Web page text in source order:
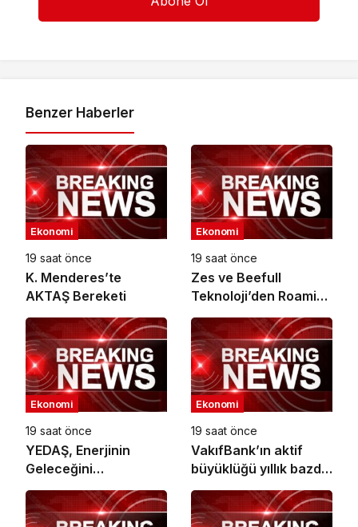
Benzer Haberler
Ekonomi
19 saat önce
K. Menderes’te
AKTAŞ Bereketi
Ekonomi
19 saat önce
Zes ve Beefull
Teknoloji’den Roaming
İş Birliği
Ekonomi
19 saat önce
YEDAŞ, Enerjinin
Geleceğini
Şekillendirecek Genç
Yetenekleri Arıyor
Ekonomi
19 saat önce
VakıfBank’ın aktif
büyüklüğü yıllık bazda
yüzde 28 artışla 5,8
trilyon TL’yi aştı